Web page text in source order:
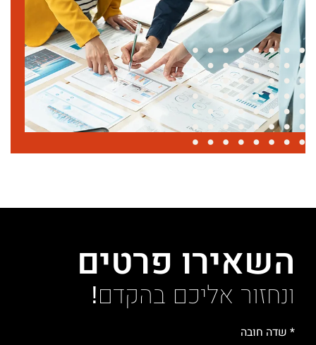
השאירו פרטים
ונחזור אליכם בהקדם!
* שדה חובה